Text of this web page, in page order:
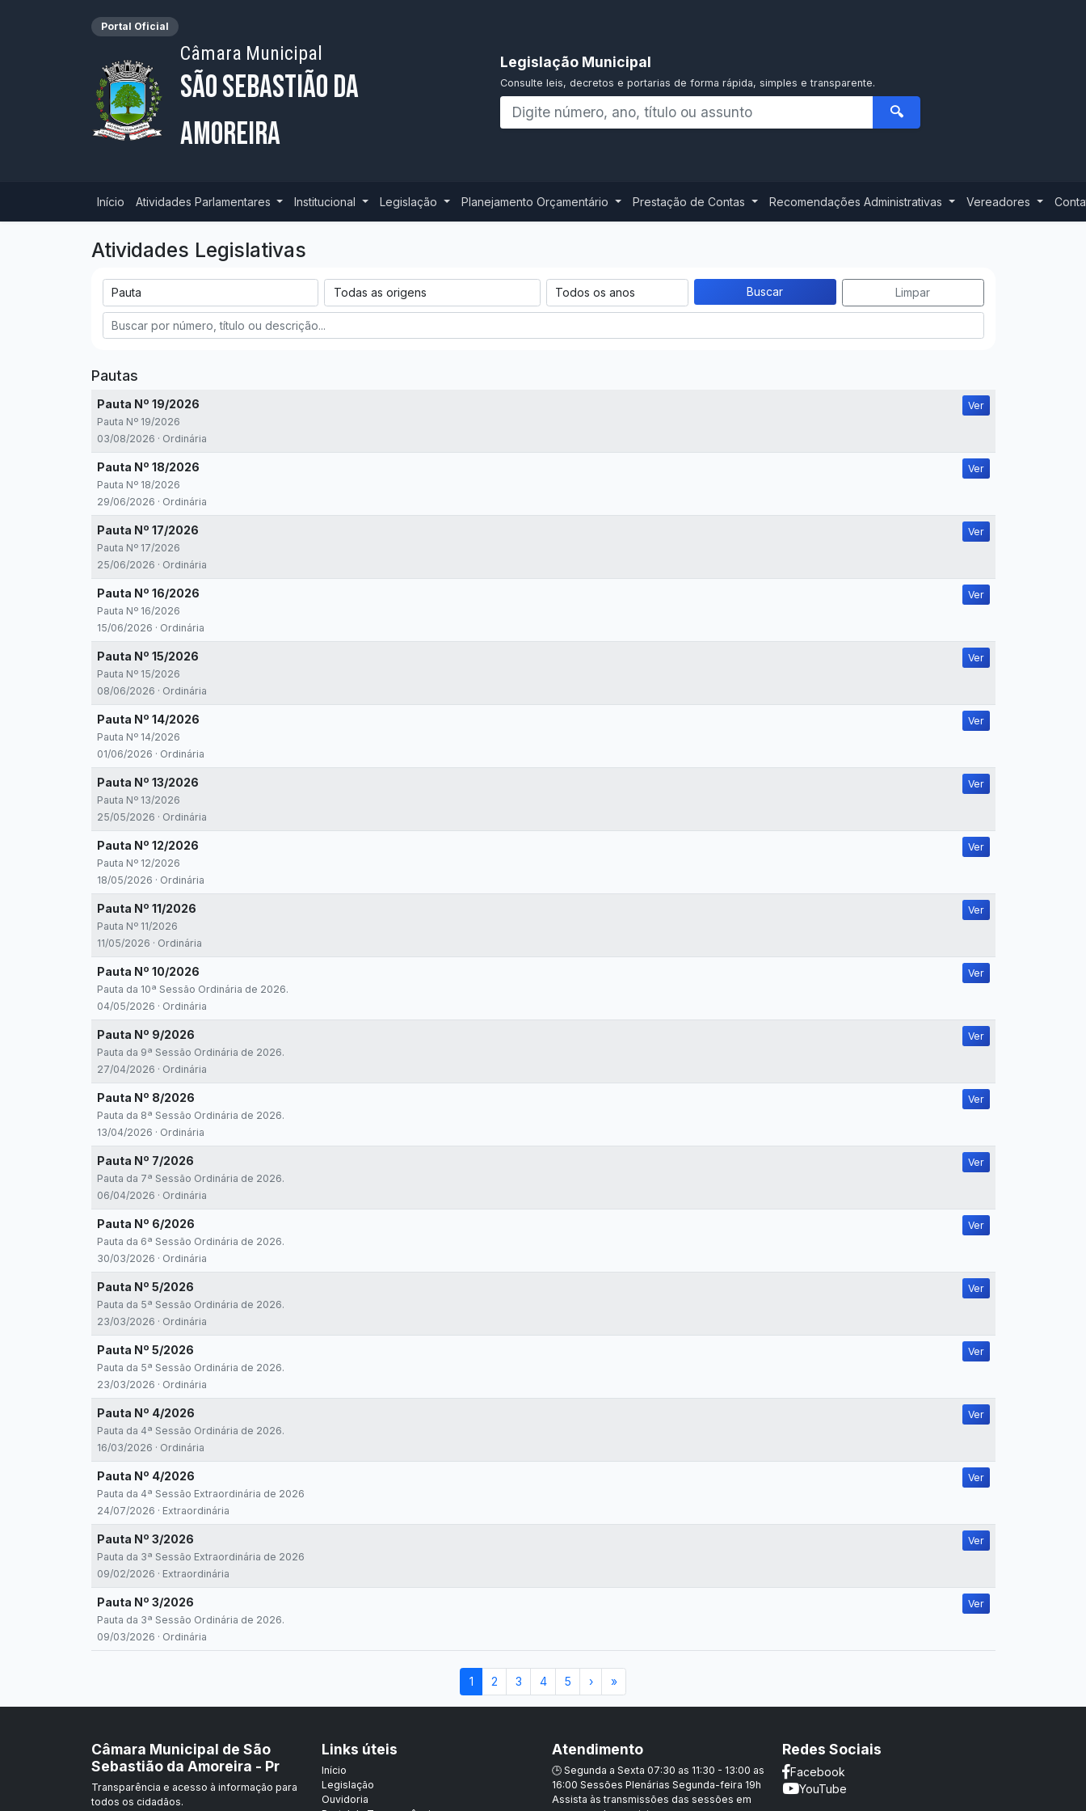
Portal Oficial
Câmara Municipal
São Sebastião da
Amoreira
Legislação Municipal
Consulte leis, decretos e portarias de forma rápida, simples e transparente.
🔍
Início Atividades Parlamentares Institucional Legislação Planejamento Orçamentário Prestação de Contas Recomendações Administrativas Vereadores
Atividades Legislativas
Buscar Limpar
Pautas
Pauta Nº 19/2026
Pauta Nº 19/2026
03/08/2026 · Ordinária
Ver
Pauta Nº 18/2026
Pauta Nº 18/2026
29/06/2026 · Ordinária
Ver
Pauta Nº 17/2026
Pauta Nº 17/2026
25/06/2026 · Ordinária
Ver
Pauta Nº 16/2026
Pauta Nº 16/2026
15/06/2026 · Ordinária
Ver
Pauta Nº 15/2026
Pauta Nº 15/2026
08/06/2026 · Ordinária
Ver
Pauta Nº 14/2026
Pauta Nº 14/2026
01/06/2026 · Ordinária
Ver
Pauta Nº 13/2026
Pauta Nº 13/2026
25/05/2026 · Ordinária
Ver
Pauta Nº 12/2026
Pauta Nº 12/2026
18/05/2026 · Ordinária
Ver
Pauta Nº 11/2026
Pauta Nº 11/2026
11/05/2026 · Ordinária
Ver
Pauta Nº 10/2026
Pauta da 10ª Sessão Ordinária de 2026.
04/05/2026 · Ordinária
Ver
Pauta Nº 9/2026
Pauta da 9ª Sessão Ordinária de 2026.
27/04/2026 · Ordinária
Ver
Pauta Nº 8/2026
Pauta da 8ª Sessão Ordinária de 2026.
13/04/2026 · Ordinária
Ver
Pauta Nº 7/2026
Pauta da 7ª Sessão Ordinária de 2026.
06/04/2026 · Ordinária
Ver
Pauta Nº 6/2026
Pauta da 6ª Sessão Ordinária de 2026.
30/03/2026 · Ordinária
Ver
Pauta Nº 5/2026
Pauta da 5ª Sessão Ordinária de 2026.
23/03/2026 · Ordinária
Ver
Pauta Nº 5/2026
Pauta da 5ª Sessão Ordinária de 2026.
23/03/2026 · Ordinária
Ver
Pauta Nº 4/2026
Pauta da 4ª Sessão Ordinária de 2026.
16/03/2026 · Ordinária
Ver
Pauta Nº 4/2026
Pauta da 4ª Sessão Extraordinária de 2026
24/07/2026 · Extraordinária
Ver
Pauta Nº 3/2026
Pauta da 3ª Sessão Extraordinária de 2026
09/02/2026 · Extraordinária
Ver
Pauta Nº 3/2026
Pauta da 3ª Sessão Ordinária de 2026.
09/03/2026 · Ordinária
Ver
1 2 3 4 5 › »
Câmara Municipal de São
Sebastião da Amoreira - Pr
Transparência e acesso à informação para
todos os cidadãos.
Links úteis
Início
Legislação
Ouvidoria
Atendimento
🕒 Segunda a Sexta 07:30 as 11:30 - 13:00 as
16:00 Sessões Plenárias Segunda-feira 19h
Assista às transmissões das sessões em
Redes Sociais
Facebook
YouTube